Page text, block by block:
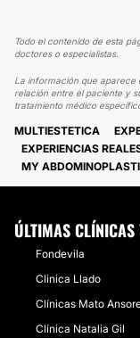
Todo el contenido de esta
doctores o especialistas.
La información que aparece
relación entre el paciente y
tratamiento médico
MULTIESTETICA
EXPERIENCIAS
MY
ÚLTIMAS CLÍNICAS
Fondevila
Clinica Llado
Clínicas Mato
Clínica Natalia Gil